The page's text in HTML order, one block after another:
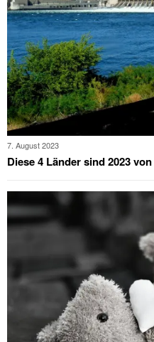
7. August 2023
Diese 4 Länder sind 2023